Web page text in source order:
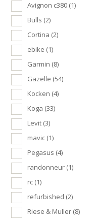
Avignon c380 (1)
Bulls (2)
Cortina (2)
ebike (1)
Garmin (8)
Gazelle (54)
Kocken (4)
Koga (33)
Levit (3)
mavic (1)
Pegasus (4)
randonneur (1)
rc (1)
refurbished (2)
Riese & Muller (8)